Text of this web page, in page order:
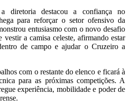
a diretoria destacou a confiança no
para reforçar o setor ofensivo da
entusiasmo com o novo desafio
vestir a camisa celeste, afirmando estar
de campo e ajudar o Cruzeiro a
com o restante do elenco e ficará à
para as próximas competições. A
experiência, mobilidade e poder de